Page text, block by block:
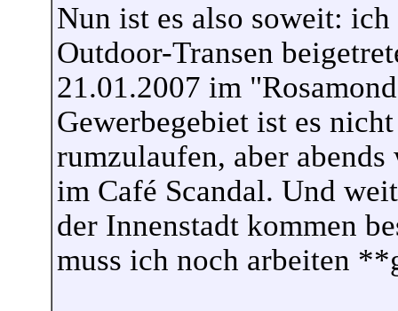
Nun ist es also soweit:
Outdoor-Transen
21.01.2007 im
Gewerbegebiet ist es
rumzulaufen, aber
im Café Scandal. Und
der Innenstadt kommen
muss ich noch arbeiten